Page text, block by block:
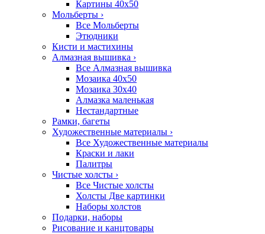
Картины 40x50
Мольберты ›
Все Мольберты
Этюдники
Кисти и мастихины
Алмазная вышивка ›
Все Алмазная вышивка
Мозаика 40x50
Мозаика 30x40
Алмазка маленькая
Нестандартные
Рамки, багеты
Художественные материалы ›
Все Художественные материалы
Краски и лаки
Палитры
Чистые холсты ›
Все Чистые холсты
Холсты Две картинки
Наборы холстов
Подарки, наборы
Рисование и канцтовары